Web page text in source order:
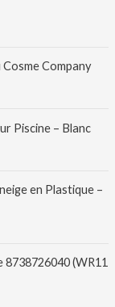
Company
Piscine – Blanc
en Plastique –
8738726040 (WR11